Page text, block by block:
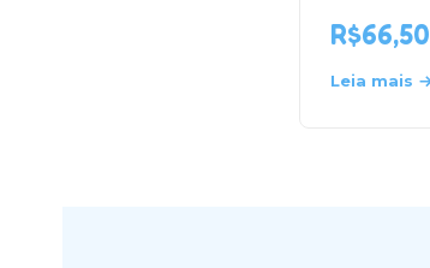
R$66,50
Leia mais